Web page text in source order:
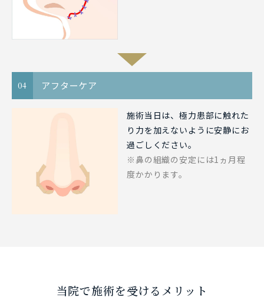
04 アフターケア
施術当日は、極力患部に触れた
り力を加えないように安静にお
過ごしください。
※鼻の組織の安定には1ヵ月程
度かかります。
当院で施術を受けるメリット